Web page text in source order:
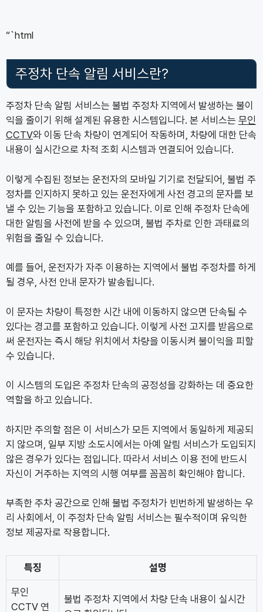
“`html
주정차 단속 알림 서비스란?
주정차 단속 알림 서비스는 불법 주정차 지역에서 발생하는 불이
익을 줄이기 위해 설계된 유용한 시스템입니다. 본 서비스는 무인
CCTV와 이동 단속 차량이 연계되어 작동하며, 차량에 대한 단속
내용이 실시간으로 차적 조회 시스템과 연결되어 있습니다.
이렇게 수집된 정보는 운전자의 모바일 기기로 전달되어, 불법 주
정차를 인지하지 못하고 있는 운전자에게 사전 경고의 문자를 보
낼 수 있는 기능을 포함하고 있습니다. 이로 인해 주정차 단속에
대한 알림을 사전에 받을 수 있으며, 불법 주차로 인한 과태료의
위험을 줄일 수 있습니다.
예를 들어, 운전자가 자주 이용하는 지역에서 불법 주정차를 하게
될 경우, 사전 안내 문자가 발송됩니다.
이 문자는 차량이 특정한 시간 내에 이동하지 않으면 단속될 수
있다는 경고를 포함하고 있습니다. 이렇게 사전 고지를 받음으로
써 운전자는 즉시 해당 위치에서 차량을 이동시켜 불이익을 피할
수 있습니다.
이 시스템의 도입은 주정차 단속의 공정성을 강화하는 데 중요한
역할을 하고 있습니다.
하지만 주의할 점은 이 서비스가 모든 지역에서 동일하게 제공되
지 않으며, 일부 지방 소도시에서는 아예 알림 서비스가 도입되지
않은 경우가 있다는 점입니다. 따라서 서비스 이용 전에 반드시
자신이 거주하는 지역의 시행 여부를 꼼꼼히 확인해야 합니다.
부족한 주차 공간으로 인해 불법 주정차가 빈번하게 발생하는 우
리 사회에서, 이 주정차 단속 알림 서비스는 필수적이며 유익한
정보 제공자로 작용합니다.
특징 설명
무인
CCTV 연
불법 주정차 지역에서 차량 단속 내용이 실시간